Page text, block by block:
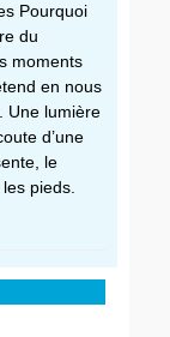
Pourquoi
du
moments
en nous
Une lumière
d’une
le
pieds.